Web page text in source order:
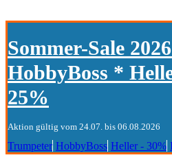
Sommer-Sale
HobbyBoss *
25%
Aktion gültig vom 24.07. bis 06.08.2026
Trumpeter HobbyBoss Heller - 30%